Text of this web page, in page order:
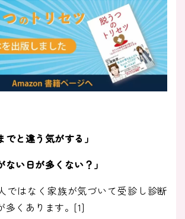
でと違う気がする」
ない日が多くない？」
ではなく家族が気づいて受診し診断
多くあります。[1]